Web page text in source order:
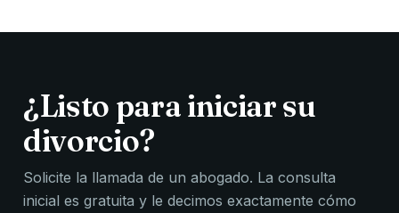
¿Listo para iniciar su
divorcio?
Solicite la llamada de un abogado. La consulta
inicial es gratuita y le decimos exactamente cómo